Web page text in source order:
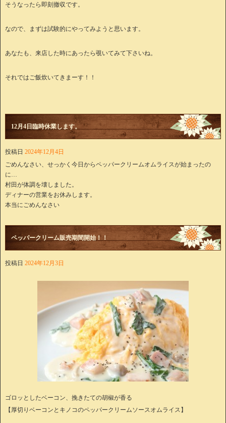
そうなったら即刻撤収です。
なので、まずは試験的にやってみようと思います。
あなたも、来店した時にあったら覗いてみて下さいね。
それではご飯炊いてきまーす！！
12月4日臨時休業します。
投稿日 2024年12月4日
ごめんなさい、せっかく今日からペッパークリームオムライスが始まったの
に…
村田が体調を壊しました。
ディナーの営業をお休みします。
本当にごめんなさい
ペッパークリーム販売期間開始！！
投稿日 2024年12月3日
ゴロッとしたベーコン、挽きたての胡椒が香る
【厚切りベーコンとキノコのペッパークリームソースオムライス】